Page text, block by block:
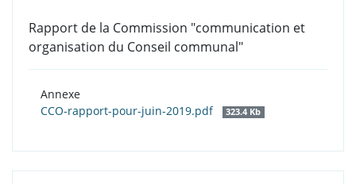
Rapport de la Commission "communication et
organisation du Conseil communal"
Annexe
CCO-rapport-pour-juin-2019.pdf
323.4 Kb